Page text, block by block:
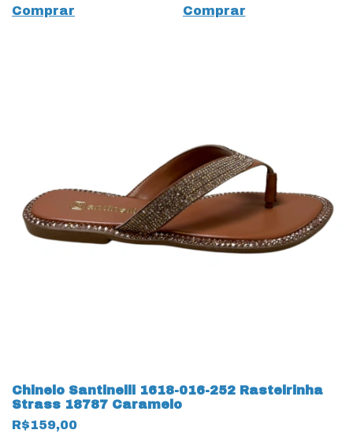
Comprar
Comprar
Chinelo Santinelli 1618-016-252 Rasteirinha
Strass 18787 Caramelo
R$159,00